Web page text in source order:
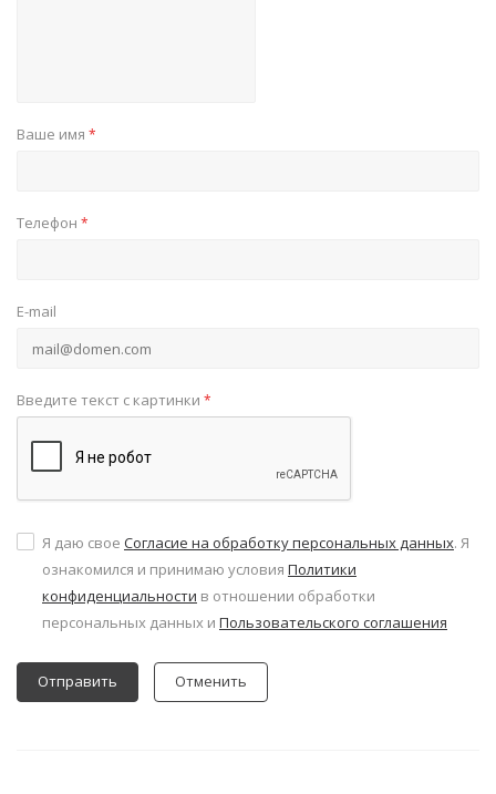
Ваше имя *
Телефон *
E-mail
Введите текст с картинки *
Я даю свое Согласие на обработку персональных данных. Я
ознакомился и принимаю условия Политики
конфиденциальности в отношении обработки
персональных данных и Пользовательского соглашения
Отменить